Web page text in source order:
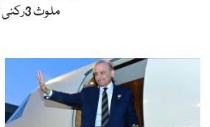
ملوث 3رکنی گروہ گرفتار ،طلا ئی زیو رات اور نقدی برآمد